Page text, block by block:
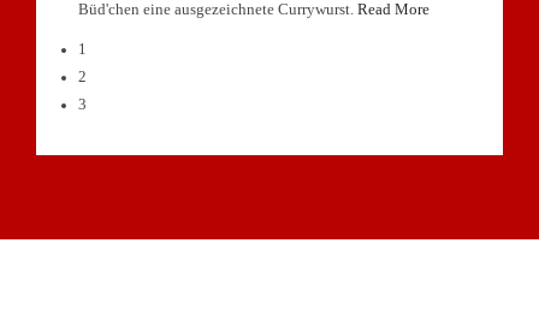
Büd'chen eine ausgezeichnete Currywurst. Read More
1
2
3